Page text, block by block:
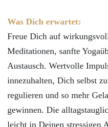
Was Dich erwartet:
Freue Dich auf
Meditationen, sanfte
Austausch. Wertvolle
innezuhalten, Dich selbst
regulieren und so mehr
gewinnen. Die
leicht in Deinen stressigen